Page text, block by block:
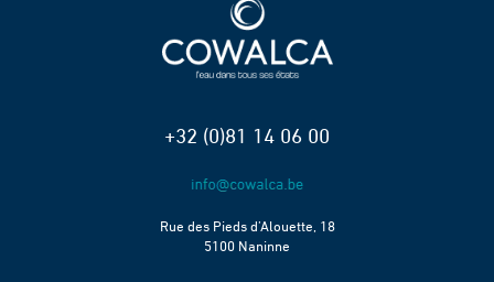
+32 (0)81 14 06 00
Rue des Pieds d’Alouette, 18
5100 Naninne